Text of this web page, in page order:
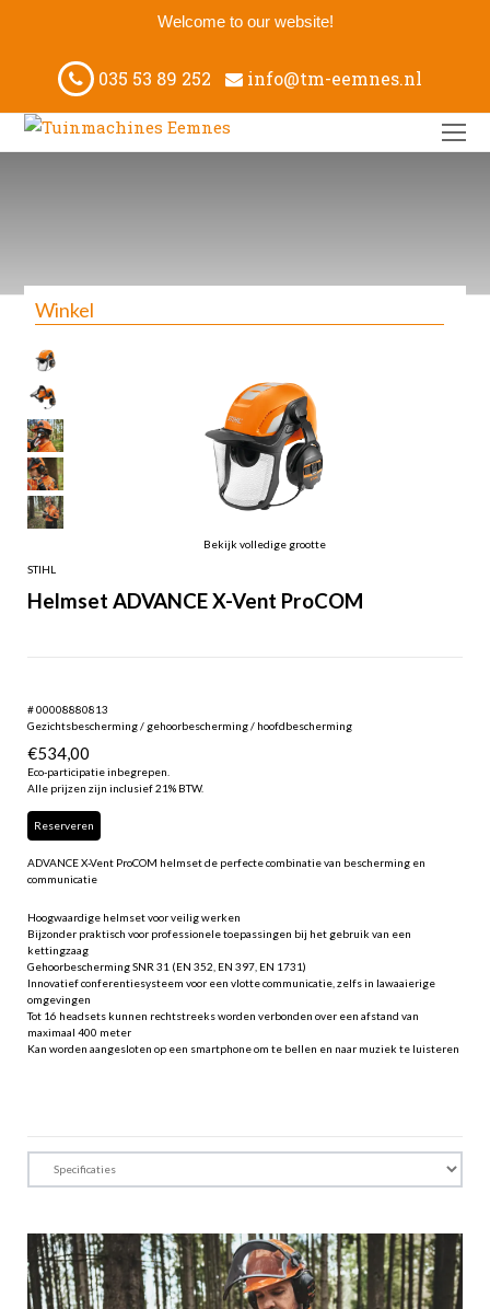
Welcome to our website!
035 53 89 252 info@tm-eemnes.nl
Winkel
Bekijk volledige grootte
STIHL
Helmset ADVANCE X-Vent ProCOM
# 00008880813
Gezichtsbescherming / gehoorbescherming / hoofdbescherming
€534,00
Eco-participatie inbegrepen.
Alle prijzen zijn inclusief 21% BTW.
Reserveren
ADVANCE X-Vent ProCOM helmset de perfecte combinatie van bescherming en
communicatie
Hoogwaardige helmset voor veilig werken
Bijzonder praktisch voor professionele toepassingen bij het gebruik van een
kettingzaag
Gehoorbescherming SNR 31 (EN 352, EN 397, EN 1731)
Innovatief conferentiesysteem voor een vlotte communicatie, zelfs in lawaaierige
omgevingen
Tot 16 headsets kunnen rechtstreeks worden verbonden over een afstand van
maximaal 400 meter
Kan worden aangesloten op een smartphone om te bellen en naar muziek te luisteren